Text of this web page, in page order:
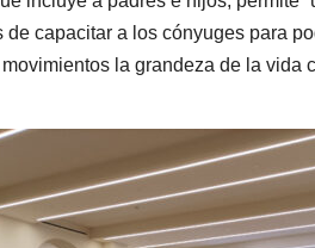
de capacitar a los cónyuges para
la grandeza de la vida